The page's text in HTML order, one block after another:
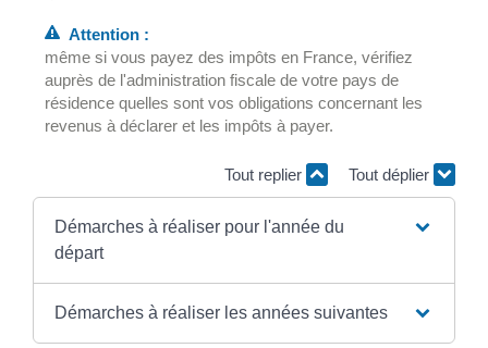
Attention :
même si vous payez des impôts en France, vérifiez
auprès de l'administration fiscale de votre pays de
résidence quelles sont vos obligations concernant les
revenus à déclarer et les impôts à payer.
Tout replier Tout déplier
Démarches à réaliser pour l'année du
départ
Démarches à réaliser les années suivantes